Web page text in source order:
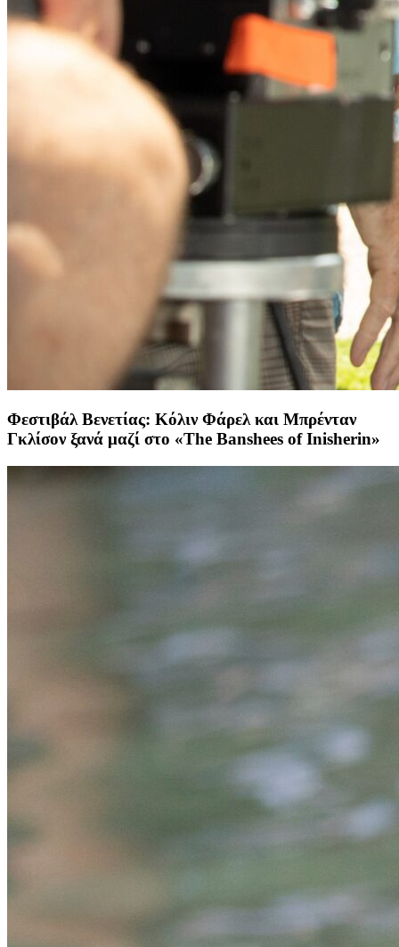
Φεστιβάλ Βενετίας: Κόλιν Φάρελ και Μπρένταν
Γκλίσον ξανά μαζί στο «The Banshees of Inisherin»